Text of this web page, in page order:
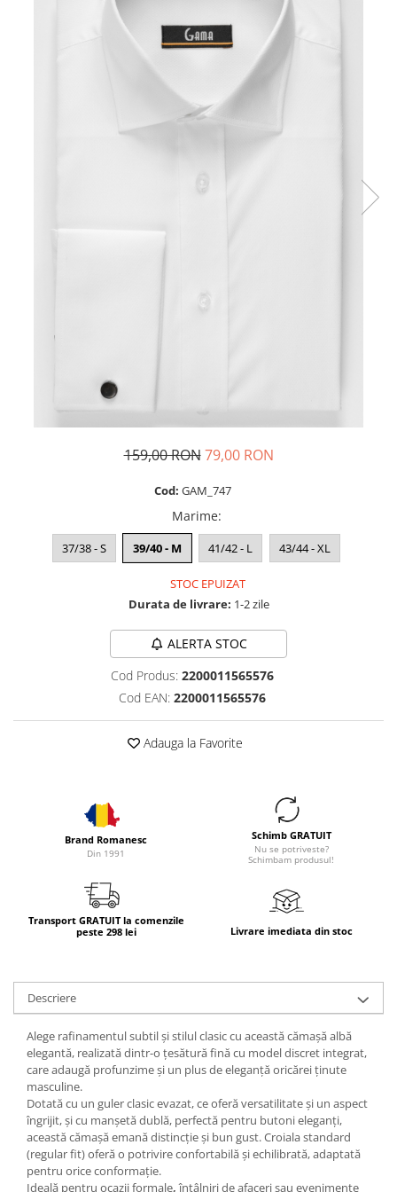
159,00 RON 79,00 RON
Cod: GAM_747
Marime:
37/38 - S 39/40 - M 41/42 - L 43/44 - XL
STOC EPUIZAT
Durata de livrare: 1-2 zile
ALERTA STOC
Cod Produs: 2200011565576
Cod EAN: 2200011565576
Adauga la Favorite
Brand Romanesc
Din 1991
Schimb GRATUIT
Nu se potriveste?
Schimbam produsul!
Transport GRATUIT la comenzile
peste 298 lei
Livrare imediata din stoc
Descriere
Alege rafinamentul subtil și stilul clasic cu aceastăcămașă albă
elegantă, realizată dintr-o țesătură finăcu model discret integrat,
care adaugă profunzime și un plus de eleganțăoricărei ținute
masculine.
Dotată cu un guler clasic evazat, ce oferă versatilitate și un aspect
îngrijit, și cu manșetădublă, perfectă pentru butoni eleganți,
această cămașă emanădistincție și bun gust. Croialastandard
(regular fit)oferă o potrivire confortabilă și echilibrată, adaptată
pentru orice conformație.
Ideală pentru ocazii formale,întâlniri de afacerisau evenimente